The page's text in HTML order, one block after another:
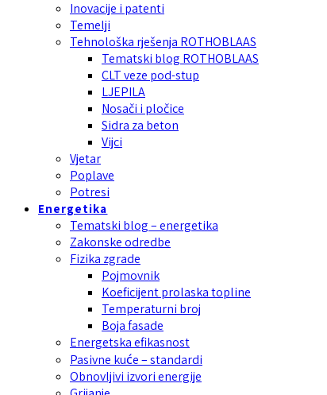
Inovacije i patenti
Temelji
Tehnološka rješenja ROTHOBLAAS
Tematski blog ROTHOBLAAS
CLT veze pod-stup
LJEPILA
Nosači i pločice
Sidra za beton
Vijci
Vjetar
Poplave
Potresi
Energetika
Tematski blog – energetika
Zakonske odredbe
Fizika zgrade
Pojmovnik
Koeficijent prolaska topline
Temperaturni broj
Boja fasade
Energetska efikasnost
Pasivne kuće – standardi
Obnovljivi izvori energije